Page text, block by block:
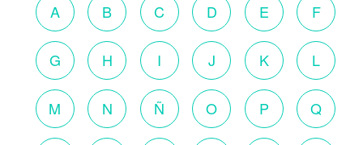
A B C D E F
G H I J K L
M N Ñ O P Q